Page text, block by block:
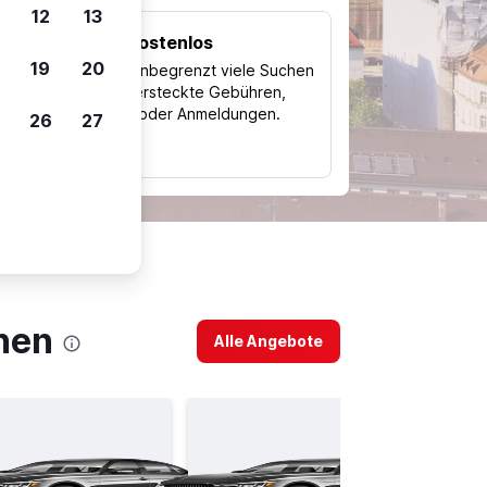
Kostenlos
Nutze unbegrenzt viele Suchen
ohne versteckte Gebühren,
Kosten oder Anmeldungen.
Alle Angebote
12 13
19 20
26 27